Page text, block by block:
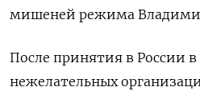
мишеней режима
После принятия в России в
нежелательных